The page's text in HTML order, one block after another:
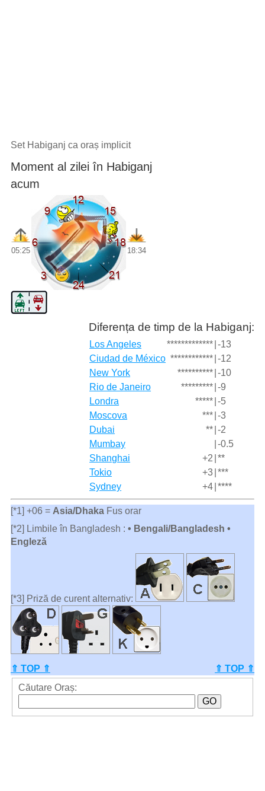
Set Habiganj ca oraș implicit
Moment al zilei în Habiganj
acum
05:25 18:34
Diferența de timp de la Habiganj:
Los Angeles ************* -13
Ciudad de México ************ -12
New York
********** -10
Rio de Janeiro
********* -9
Londra
***** -5
Moscova
*** -3
Dubai
** -2
Mumbay
-0.5
Shanghai
+2 **
Tokio
+3 ***
Sydney
+4 ****
[*1] +06 = Asia/DhakaFus orar
[*2] Limbile în Bangladesh : • Bengali/Bangladesh •
Engleză
[*3] Priză de curent alternativ:
⇑ TOP ⇑
⇑ TOP ⇑
Căutare Oraș: